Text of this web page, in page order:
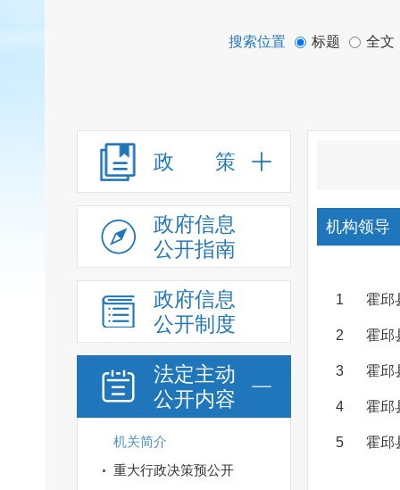
搜索位置 标题 全文
政 策
政府信息
公开指南
政府信息
公开制度
法定主动
公开内容
机关简介
重大行政决策预公开
机构领导
1 霍邱
2 霍邱
3 霍邱
4 霍邱
5 霍邱